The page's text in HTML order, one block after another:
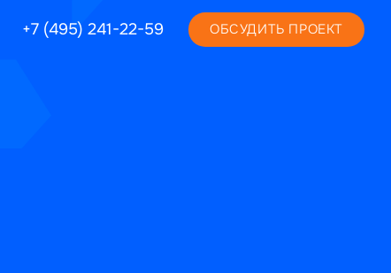
+7 (495) 241-22-59 ОБСУДИТЬ ПРОЕКТ